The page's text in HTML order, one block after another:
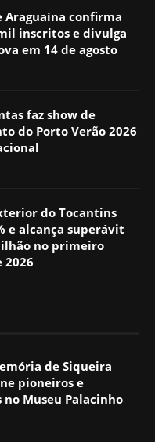
Araguaína confirma
inscritos e divulga
em 14 de agosto
faz show de
do Porto Verão 2026
do Tocantins
e alcança superávit
no primeiro
2026
de Siqueira
pioneiros e
Museu Palacinho